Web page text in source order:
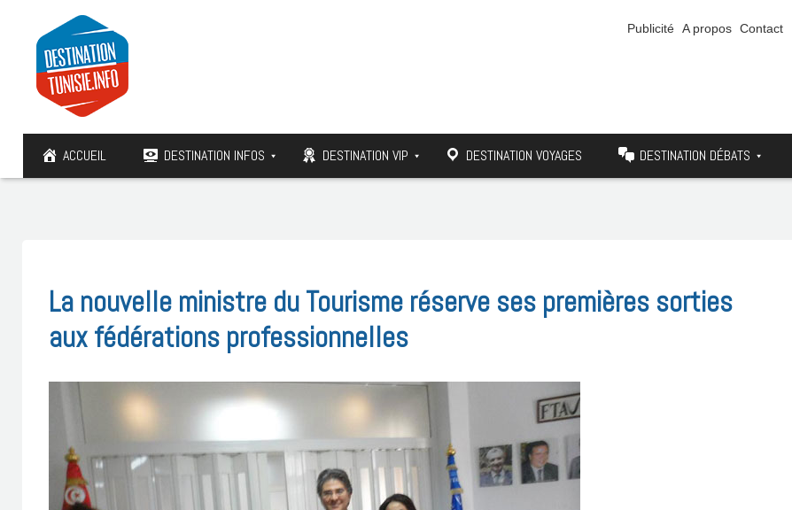
Publicité A propos Contact
ACCUEIL DESTINATION INFOS DESTINATION VIP DESTINATION VOYAGES DESTINATION DÉBATS
La nouvelle ministre du Tourisme réserve ses premières sorties
aux fédérations professionnelles